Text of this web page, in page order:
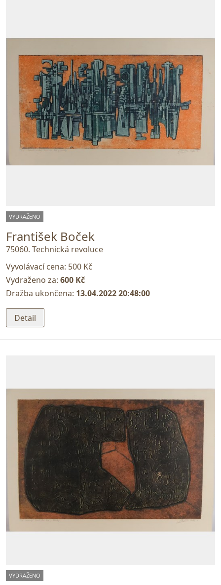
VYDRAŽENO
František Boček
75060. Technická revoluce
Vyvolávací cena: 500 Kč
Vydraženo za: 600 Kč
Dražba ukončena: 13.04.2022 20:48:00
Detail
VYDRAŽENO